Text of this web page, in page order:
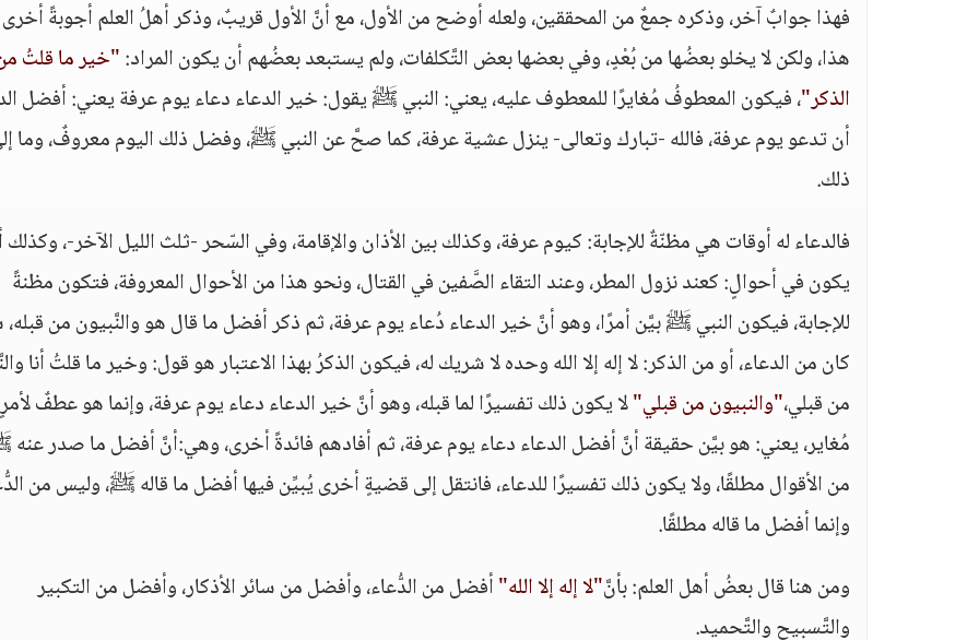
فهذا جوابٌ آخر، وذكره جمعٌ من المحققين، ولعله أوضح من الأول، مع أنَّ الأول قريبٌ، وذكر أهلُ العلم أجوبةً
هذا، ولكن لا يخلو بعضُها من بُعْدٍ، وفي بعضها بعض التَّكلفات، ولم يستبعد بعضُهم أن يكون المراد:"خير ما قلتُ
الذكر"، فيكون المعطوفُ مُغايرًا للمعطوف عليه، يعني: النبي ﷺ يقول: خير الدعاء دعاء يوم عرفة يعني: أفضل
أن تدعو يوم عرفة، فالله -تبارك وتعالى- ينزل عشية عرفة، كما صحَّ عن النبي ﷺ، وفضل ذلك اليوم معروفٌ، وما
ذلك.
فالدعاء له أوقات هي مظنّةٌ للإجابة: كيوم عرفة، وكذلك بين الأذان والإقامة، وفي السّحر -ثلث الليل الآخر-، وكذلك
يكون في أحوالٍ: كعند نزول المطر، وعند التقاء الصَّفين في القتال، ونحو هذا من الأحوال المعروفة، فتكون مظنةً
للإجابة، فيكون النبي ﷺ بيَّن أمرًا، وهو أنَّ خير الدعاء دُعاء يوم عرفة، ثم ذكر أفضل ما قال هو والنَّبيون من
كان من الدعاء، أو من الذكر: لا إله إلا الله وحده لا شريك له، فيكون الذكرُ بهذا الاعتبار هو قول: وخير ما قلتُ أنا
من قبلي،"والنبيون من قبلي"لا يكون ذلك تفسيرًا لما قبله، وهو أنَّ خير الدعاء دعاء يوم عرفة، وإنما هو عطفٌ لأمرٍ
مُغاير، يعني: هو بيَّن حقيقة أنَّ أفضل الدعاء دعاء يوم عرفة، ثم أفادهم فائدةً أخرى، وهي:أنَّ أفضل ما صدر
من الأقوال مطلقًا، ولا يكون ذلك تفسيرًا للدعاء، فانتقل إلى قضيةٍ أخرى يُبيِّن فيها أفضل ما قاله ﷺ، وليس من
وإنما أفضل ما قاله مطلقًا.
ومن هنا قال بعضُ أهل العلم: بأنَّ"لا إله إلا الله"أفضل من الدُّعاء، وأفضل من سائر الأذكار، وأفضل من التكبير
والتَّسبيح والتَّحميد.